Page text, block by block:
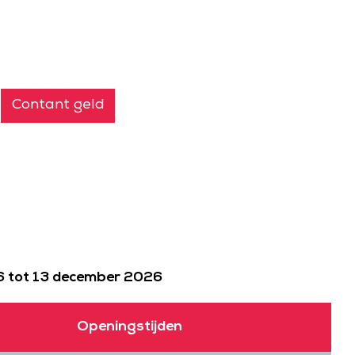
Contant geld
tot 13 december 2026
Openingstijden